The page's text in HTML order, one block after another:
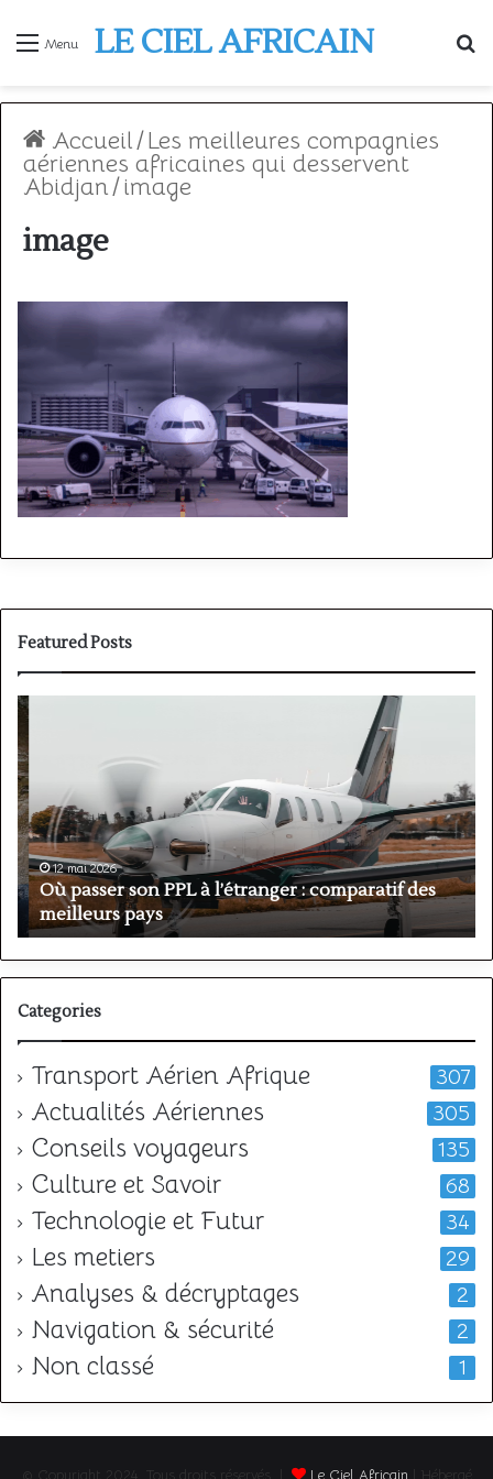
Menu LE CIEL AFRICAIN
Accueil/Les meilleures compagnies
aériennes africaines qui desservent
Abidjan/image
image
Featured Posts
Où
passer
son
PPL
à
l’étranger
:
comparatif
des
meilleurs
pays
12 mai 2026
Où passer son PPL à l’étranger : comparatif des
meilleurs pays
Categories
Transport Aérien Afrique 307
Actualités Aériennes 305
Conseils voyageurs 135
Culture et Savoir 68
Technologie et Futur 34
Les metiers 29
Analyses & décryptages 2
Navigation & sécurité 2
Non classé 1
© Copyright 2024, Tous droits réservés | Le Ciel Africain | Hébergé